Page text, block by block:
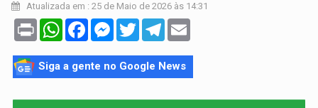
Atualizada em : 25 de Maio de 2026 às 14:31
Print WhatsAppFacebookMessenger
TwitterTelegram
Siga a gente no Google News